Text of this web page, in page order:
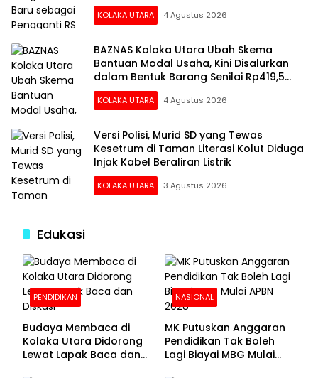
KOLAKA UTARA 4 Agustus 2026
BAZNAS Kolaka Utara Ubah Skema
Bantuan Modal Usaha, Kini Disalurkan
dalam Bentuk Barang Senilai Rp419,5
Juta
KOLAKA UTARA 4 Agustus 2026
Versi Polisi, Murid SD yang Tewas
Kesetrum di Taman Literasi Kolut Diduga
Injak Kabel Beraliran Listrik
KOLAKA UTARA 3 Agustus 2026
Edukasi
PENDIDIKAN
Budaya Membaca di
Kolaka Utara Didorong
Lewat Lapak Baca dan
NASIONAL
MK Putuskan Anggaran
Pendidikan Tak Boleh
Lagi Biayai MBG Mulai